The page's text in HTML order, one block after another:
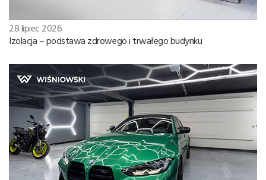
28 lipiec 2026
Izolacja – podstawa zdrowego i trwałego budynku